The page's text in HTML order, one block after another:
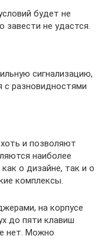
будет не
не удастся.
сигнализацию,
с разновидностями
и позволяют
наиболее
о дизайне, так и о
комплексы.
на корпусе
до пяти клавиш
нет. Можно